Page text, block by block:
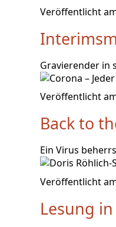
Veröffentlicht
Gravierender in
Veröffentlicht
Back to
Ein Virus
Veröffentlicht
Lesung